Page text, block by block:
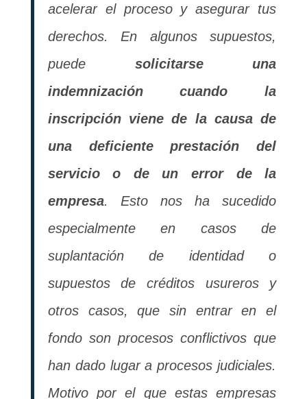
acelerar el proceso y asegurar tus
derechos. En algunos supuestos,
puede solicitarse una
indemnización cuando la
inscripción viene de la causa de
una deficiente prestación del
servicio o de un error de la
empresa. Esto nos ha sucedido
especialmente en casos de
suplantación de identidad o
supuestos de créditos usureros y
otros casos, que sin entrar en el
fondo son procesos conflictivos que
han dado lugar a procesos judiciales.
Motivo por el que estas empresas